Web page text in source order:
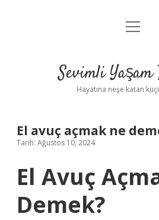
Anasayfa
Yasal Uyarı
menüyü
Sevimli Yaşam
Hayatına neşe katan
El avuç açmak ne
Tarih: Ağustos 10, 2024
El Avuç
Demek?